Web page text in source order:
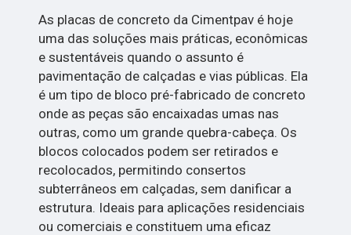
As placas de concreto da Cimentpav é hoje
uma das soluções mais práticas, econômicas
e sustentáveis quando o assunto é
pavimentação de calçadas e vias públicas. Ela
é um tipo de bloco pré-fabricado de concreto
onde as peças são encaixadas umas nas
outras, como um grande quebra-cabeça. Os
blocos colocados podem ser retirados e
recolocados, permitindo consertos
subterrâneos em calçadas, sem danificar a
estrutura. Ideais para aplicações residenciais
ou comerciais e constituem uma eficaz